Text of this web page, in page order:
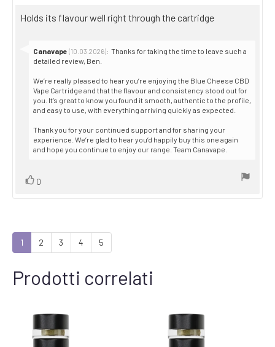
out
stars
Review
Holds its flavour well right through the cartridge
Reply
from:
Canavape (10.03.2026): Thanks for taking the time to leave such a
detailed review, Ben.
We’re really pleased to hear you’re enjoying the Blue Cheese CBD
Vape Cartridge and that the flavour and consistency stood out for
you. It’s great to know you found it smooth, authentic to the profile,
and easy to use, with everything arriving quickly as expected.
Thank you for your continued support and for sharing your
experience. We’re glad to hear you’d happily buy this one again
and hope you continue to enjoy our range. Team Canavape.
Vote
0
1 2 3 4 5
Prodotti correlati